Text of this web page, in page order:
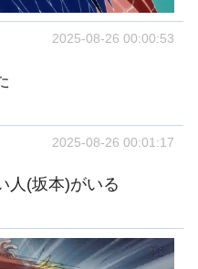
2025-08-26 00:00:53
2025-08-26 00:01:17
人(坂本)がいる